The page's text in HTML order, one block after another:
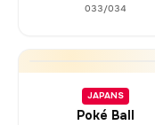
033/034
JAPANS
Poké Ball